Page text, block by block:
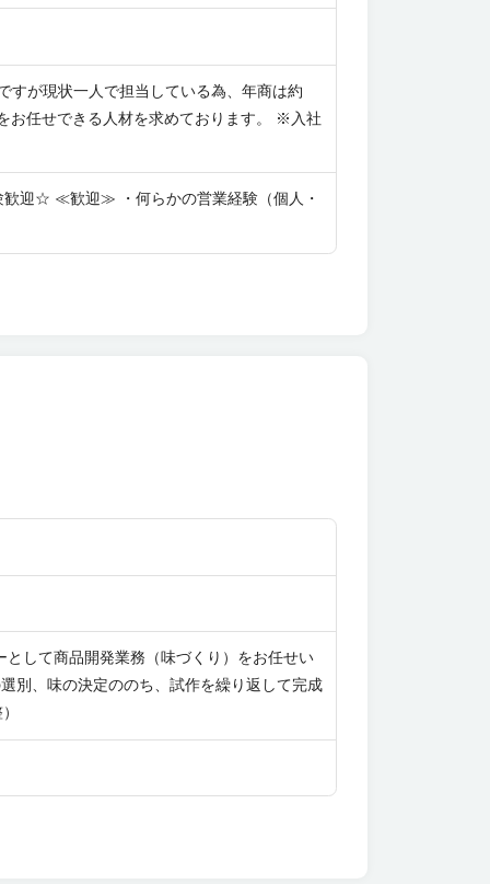
すが現状一人で担当している為、年商は約
できる人材を求めております。 ※入社
として商品開発業務（味づくり）をお任せい